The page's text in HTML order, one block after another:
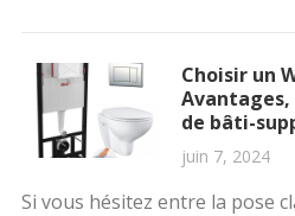
Choisir un
de bâti-
juin 7, 2024
Si vous hésitez entre la pose